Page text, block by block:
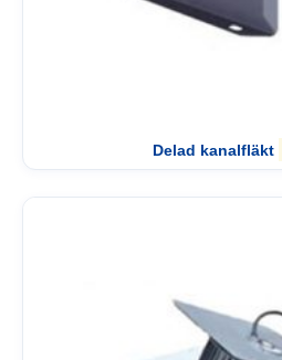
Delad kanalfläkt